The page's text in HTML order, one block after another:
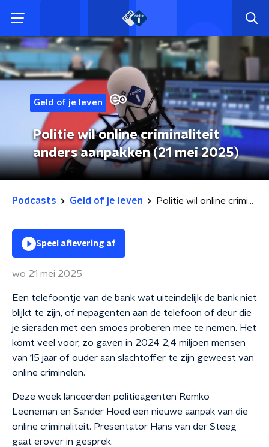
Geld of je leven
Politie wil online criminaliteit
anders aanpakken (21 mei 2025)
Podcasts Geld of je leven Politie wil online criminaliteit anders aanpakken (21 mei 2025)
Speel aflevering af
wo 21 mei 2025
Een telefoontje van de bank wat uiteindelijk de bank niet
blijkt te zijn, of nepagenten aan de telefoon of deur die
je sieraden met een smoes proberen mee te nemen. Het
komt veel voor, zo gaven in 2024 2,4 miljoen mensen
van 15 jaar of ouder aan slachtoffer te zijn geweest van
online criminelen.
Deze week lanceerden politieagenten Remko
Leeneman en Sander Hoed een nieuwe aanpak van die
online criminaliteit. Presentator Hans van der Steeg
gaat erover in gesprek.